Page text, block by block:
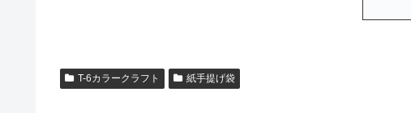
T-6カラークラフト 紙手提げ袋